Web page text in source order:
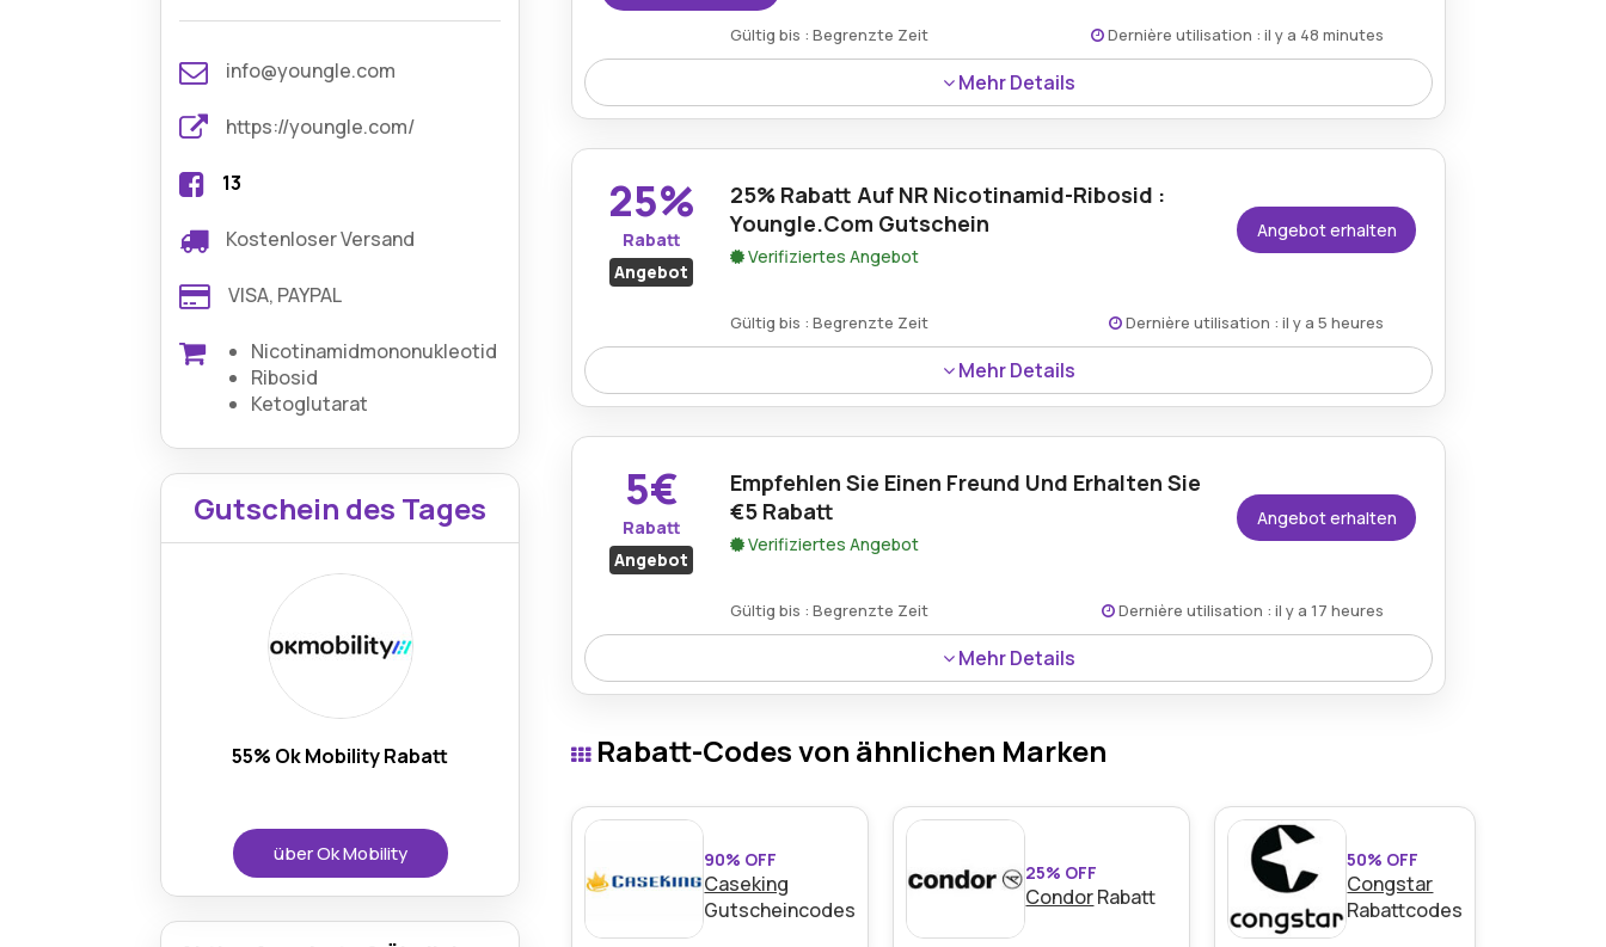
Gültig bis : Begrenzte Zeit Dernière utilisation : il y a 48 minutes
Mehr Details
Bei Bestellungen über 50€ bietet Youngle kostenlosen Versand und sorgt so für eine bequeme
Lieferung und zusätzliche Einsparungen bei Wellness- und Gesundheitsprodukten.
25%
Rabatt
Angebot
25% Rabatt Auf NR Nicotinamid-Ribosid :
Youngle.Com Gutschein
Verifiziertes Angebot
Angebot erhalten
Gültig bis : Begrenzte Zeit Dernière utilisation : il y a 5 heures
Mehr Details
Kunden können bei Youngle.com 25% auf Nr Nicotinamid-Ribosid sparen und ihre Gesundheit,
Vitalität und ihr Wohlbefinden unterstützen, während sie von reduzierten Preisen profitieren.
5€
Rabatt
Angebot
Empfehlen Sie Einen Freund Und Erhalten Sie
€5 Rabatt
Verifiziertes Angebot
Angebot erhalten
Gültig bis : Begrenzte Zeit Dernière utilisation : il y a 17 heures
Mehr Details
Einkäufer können während des Cyber Monday einen Freund werben und 5€ Rabatt erhalten,
weiterempfehlen.
Rabatt-Codes von ähnlichen Marken
90% OFF
Caseking
Gutscheincodes
25% OFF
CondorRabatt
50% OFF
Congstar
Rabattcodes
info@youngle.com
https://youngle.com/
13
Kostenloser Versand
VISA, PAYPAL
Nicotinamidmononukleotid
Ribosid
Ketoglutarat
Gutschein des Tages
55% Ok Mobility Rabatt
über Ok Mobility